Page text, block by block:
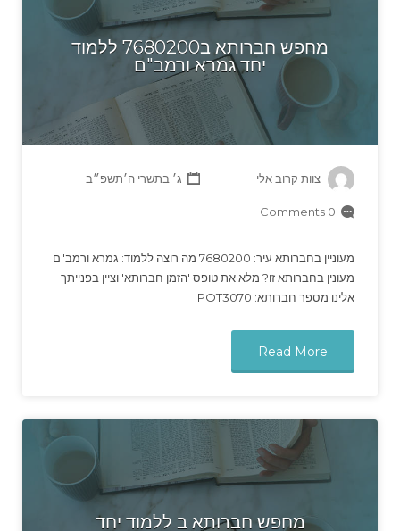
מחפש חברותא ב7680200 ללמוד
יחד גמרא ורמב"ם
צוות קרוב אלי ג׳ בתשרי ה׳תשפ״ב
0 Comments
מעוניין בחברותא עיר: 7680200 מה רוצה ללמוד: גמרא ורמב"ם
מעונין בחברותא זו? מלא את טופס 'הזמן חברותא' וציין בפנייתך
אלינו מספר חברותא: POT3070
Read More
מחפש חברותא ב ללמוד יחד